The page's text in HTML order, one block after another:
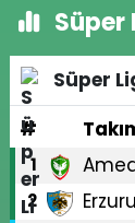
Süper
Süper
#
1
2